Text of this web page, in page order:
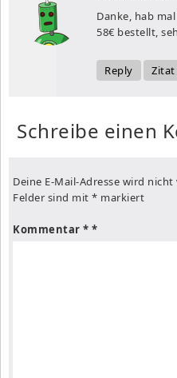
Danke, hab
58€ bestellt,
Reply Zitat
Schreibe einen
Deine E-Mail-Adresse wird
Felder sind mit * markiert
Kommentar *